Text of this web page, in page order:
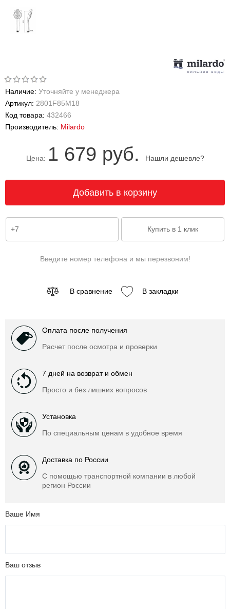
Наличие: Уточняйте у менеджера
Артикул: 2801F85M18
Код товара: 432466
Производитель: Milardo
Цена: 1 679 руб. Нашли дешевле?
Введите номер телефона и мы перезвоним!
В сравнение В закладки
Оплата после получения
Расчет после осмотра и проверки
7 дней на возврат и обмен
Просто и без лишних вопросов
Установка
По специальным ценам в удобное время
Доставка по России
С помощью транспортной компании в любой
регион России
Ваше Имя
Ваш отзыв